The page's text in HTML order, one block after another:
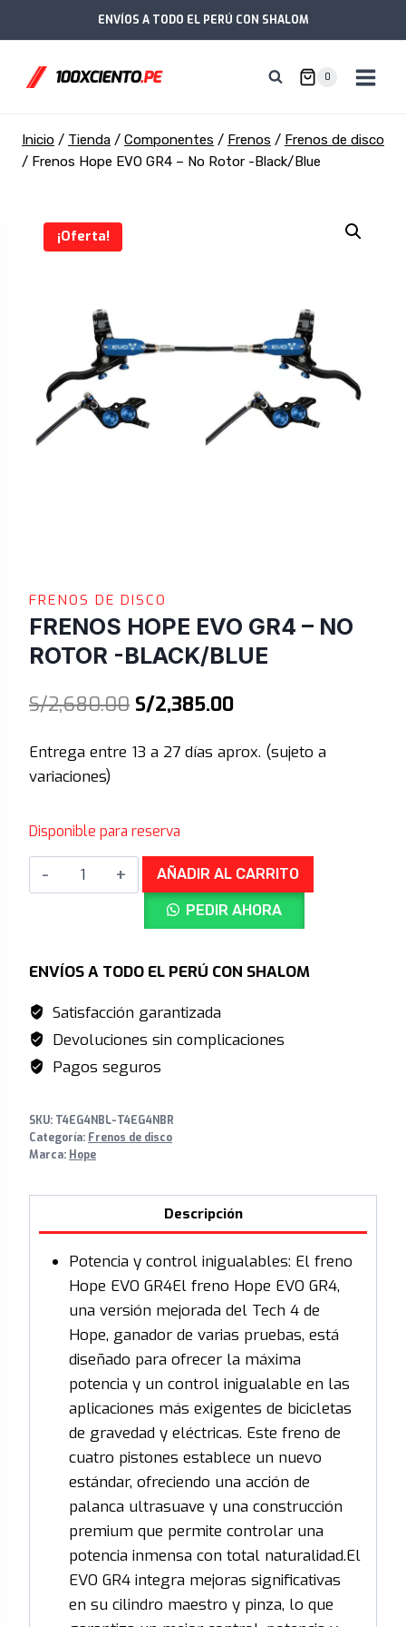
al
ENVÍOS A TODO EL PERÚ CON SHALOM
0
Inicio / Tienda / Componentes / Frenos / Frenos de disco
/ Frenos Hope EVO GR4 – No Rotor -Black/Blue
¡Oferta!
FRENOS DE DISCO
FRENOS HOPE EVO GR4 – NO
ROTOR -BLACK/BLUE
S/2,680.00 El
original
S/2,680.00.
S/2,385.00El
actual
Entrega entre 13 a 27 días aprox. (sujeto a
variaciones)
Disponible para reserva
Frenos
Hope
-
Rotor
-
Black/Blue
AÑADIR AL CARRITO
PEDIR AHORA
ENVÍOS A TODO EL PERÚ CON SHALOM
Satisfacción garantizada
Devoluciones sin complicaciones
Pagos seguros
SKU: T4EG4NBL-T4EG4NBR
Categoría: Frenos de disco
Marca: Hope
Descripción
Potencia y control inigualables: El freno
Hope EVO GR4El freno Hope EVO GR4,
una versión mejorada del Tech 4 de
Hope, ganador de varias pruebas, está
diseñado para ofrecer la máxima
potencia y un control inigualable en las
aplicaciones más exigentes de bicicletas
de gravedad y eléctricas. Este freno de
cuatro pistones establece un nuevo
estándar, ofreciendo una acción de
palanca ultrasuave y una construcción
premium que permite controlar una
potencia inmensa con total naturalidad.El
EVO GR4 integra mejoras significativas
en su cilindro maestro y pinza, lo que